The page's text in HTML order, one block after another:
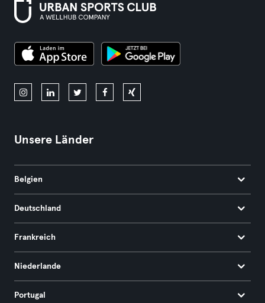
Unsere Länder
Belgien
Deutschland
Frankreich
Niederlande
Portugal